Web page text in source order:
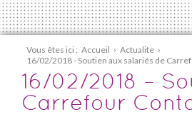
Vous êtes ici : Accueil › Actualite ›
16/02/2018 - Soutien aux salariés de
16/02/2018 –
Carrefour